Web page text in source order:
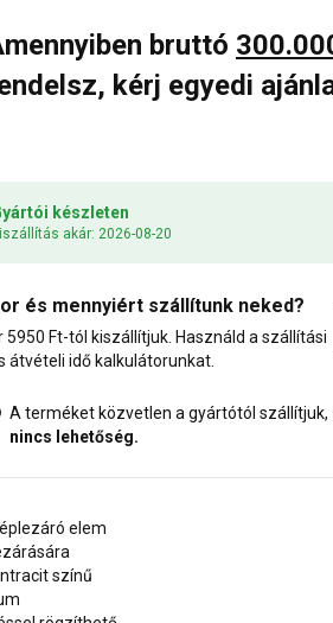
bruttó
kérj egyedi
készleten
akár: 2026-08-20
és mennyiért szállítunk neked?
5950 Ft-tól kiszállítjuk. Használd a szállítási
átvételi idő kalkulátorunkat.
A terméket közvetlen a gyártótól szállítjuk,
nincs lehetőség.
elem
színű